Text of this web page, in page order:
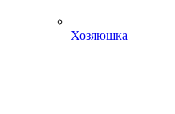
Хозяюшка